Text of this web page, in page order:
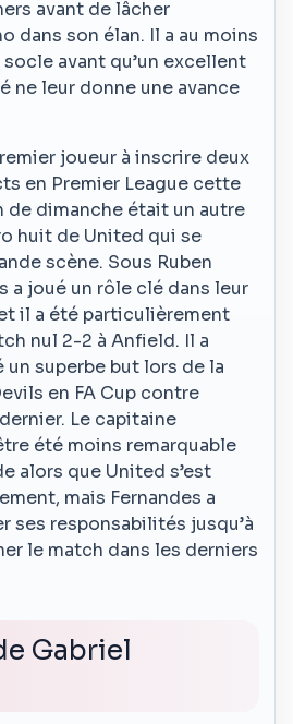
avant de lâcher
dans son élan. Il a au moins
avant qu’un excellent
ne leur donne une avance
joueur à inscrire deux
en Premier League cette
de dimanche était un autre
huit de United qui se
scène. Sous Ruben
a joué un rôle clé dans leur
il a été particulièrement
nul 2-2 à Anfield. Il a
un superbe but lors de la
en FA Cup contre
Le capitaine
été moins remarquable
alors que United s’est
mais Fernandes a
ses responsabilités jusqu’à
le match dans les derniers
Gabriel